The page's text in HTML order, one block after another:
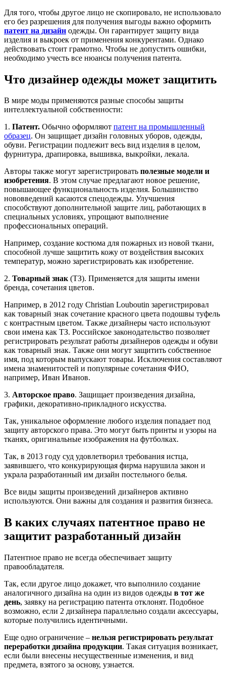
Для того, чтобы другое лицо не скопировало, не использовало
его без разрешения для получения выгоды важно оформить
патент на дизайн одежды. Он гарантирует защиту вида
изделия и выкроек от применения конкурентами. Однако
действовать стоит грамотно. Чтобы не допустить ошибки,
необходимо учесть все нюансы получения патента.
Что дизайнер одежды может защитить
В мире моды применяются разные способы защиты
интеллектуальной собственности:
1. Патент. Обычно оформляют патент на промышленный
образец. Он защищает дизайн головных уборов, одежды,
обуви. Регистрации подлежит весь вид изделия в целом,
фурнитура, драпировка, вышивка, выкройки, лекала.
Авторы также могут зарегистрировать полезные модели и
изобретения. В этом случае предлагают новое решение,
повышающее функциональность изделия. Большинство
нововведений касаются спецодежды. Улучшения
способствуют дополнительной защите лиц, работающих в
специальных условиях, упрощают выполнение
профессиональных операций.
Например, создание костюма для пожарных из новой ткани,
способной лучше защитить кожу от воздействия высоких
температур, можно зарегистрировать как изобретение.
2. Товарный знак(ТЗ). Применяется для защиты имени
бренда, сочетания цветов.
Например, в 2012 году Christian Louboutin зарегистрировал
как товарный знак сочетание красного цвета подошвы туфель
с контрастным цветом. Также дизайнеры часто используют
свои имена как ТЗ. Российское законодательство позволяет
регистрировать результат работы дизайнеров одежды и обуви
как товарный знак. Также они могут защитить собственное
имя, под которым выпускают товары. Исключения составляют
имена знаменитостей и популярные сочетания ФИО,
например, Иван Иванов.
3. Авторское право. Защищает произведения дизайна,
графики, декоративно-прикладного искусства.
Так, уникальное оформление любого изделия попадает под
защиту авторского права. Это могут быть принты и узоры на
тканях, оригинальные изображения на футболках.
Так, в 2013 году суд удовлетворил требования истца,
заявившего, что конкурирующая фирма нарушила закон и
украла разработанный им дизайн постельного белья.
Все виды защиты произведений дизайнеров активно
используются. Они важны для создания и развития бизнеса.
В каких случаях патентное право не
защитит разработанный дизайн
Патентное право не всегда обеспечивает защиту
правообладателя.
Так, если другое лицо докажет, что выполнило создание
аналогичного дизайна на один из видов одежды в тот же
день, заявку на регистрацию патента отклонят. Подобное
возможно, если 2 дизайнера параллельно создали аксессуары,
которые получились идентичными.
Еще одно ограничение – нельзя регистрировать результат
переработки дизайна продукции. Такая ситуация возникает,
если были внесены несущественные изменения, и вид
предмета, взятого за основу, узнается.